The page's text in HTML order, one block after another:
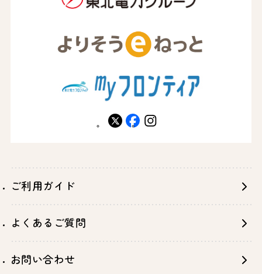
X facebookinstagram
ご利用ガイド
よくあるご質問
お問い合わせ